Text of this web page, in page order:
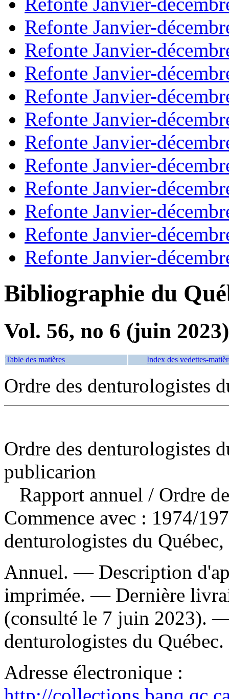
Refonte Janvier-
Refonte Janvier-
Refonte Janvier-
Refonte Janvier-
Refonte Janvier-
Refonte Janvier-
Refonte Janvier-
Refonte Janvier-
Refonte Janvier-
Refonte Janvier-
Refonte Janvier-
Bibliographie du
Vol. 56, no 6 (juin 2023)
Table des matières Index des vedettes-
Ordre des denturologistes
Ordre des denturologistes
publicarion
Rapport annuel / Ordre
Commence avec : 1974/
denturologistes du
Annuel. — Description
imprimée. — Dernière
(consulté le 7 juin 2023).
denturologistes du
Adresse électronique :